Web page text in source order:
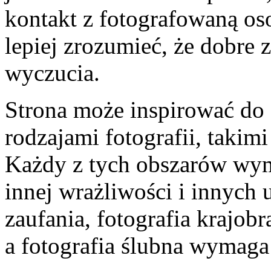
kontakt z fotografowaną
lepiej zrozumieć, że dobre
wyczucia.
Strona może inspirować
rodzajami fotografii,
Każdy z tych obszarów
innej wrażliwości i innych
zaufania, fotografia
a fotografia ślubna